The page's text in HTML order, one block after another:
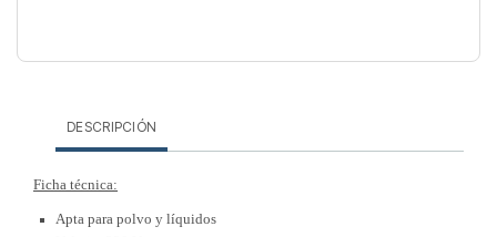
DESCRIPCIÓN
Ficha técnica:
Apta para polvo y líquidos